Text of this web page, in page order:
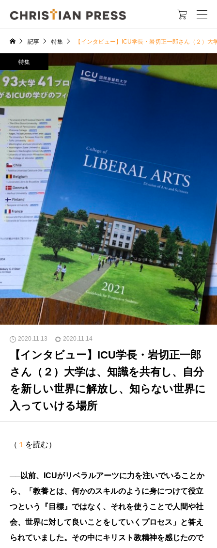

記事 特集 【インタビュー】ICU学長・岩切正一郎さん（２）
特集
2020.11.13 2020.11.14
【インタビュー】ICU学長・岩切正一郎
さん（２）大学は、知識を共有し、自分
を新しい世界に解放し、知らない世界に
入っていける場所
（ １ を読む）
──以前、ICUがリベラルアーツに力を注いでいることか
ら、「教養とは、何かのスキルのように身につけて役立
つという『目標』ではなく、それを使うことで人間や社
会、世界に対して良いことをしていくプロセス」と答え
られていました。その中にキリスト教精神を感じたので